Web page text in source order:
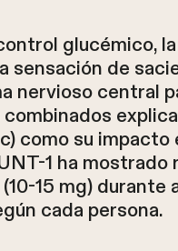
glucémico,
sensación de
nervioso central
como su
1 ha
15 mg)
cada persona.